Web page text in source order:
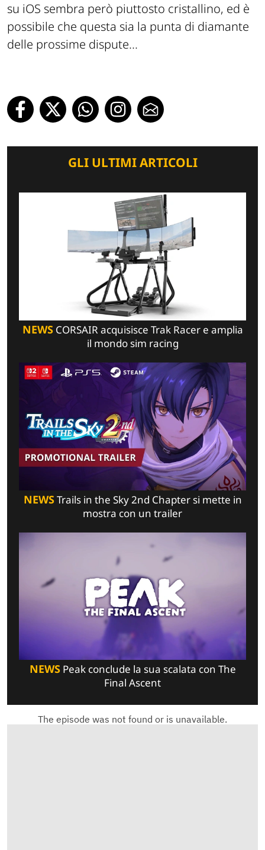
su iOS sembra però piuttosto cristallino, ed è
possibile che questa sia la punta di diamante
delle prossime dispute...
GLI ULTIMI ARTICOLI
NEWSCORSAIR acquisisce Trak Racer e amplia
il mondo sim racing
NEWSTrails in the Sky 2nd Chapter si mette in
mostra con un trailer
NEWSPeak conclude la sua scalata con The
Final Ascent